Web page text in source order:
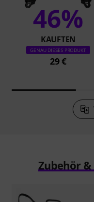
46%
KAUFTEN
GENAU DIESES PRODUKT
29 €
Zubehör